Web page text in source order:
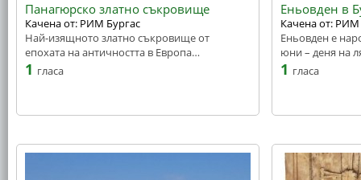
Панагюрско златно съкровище
Качена от: РИМ Бургас
Най-изящното златно съкровище от
епохата на античността в Европа…
1 гласа
Еньовден в
Качена от: РИМ
Еньовден е
юни – деня на
1 гласа